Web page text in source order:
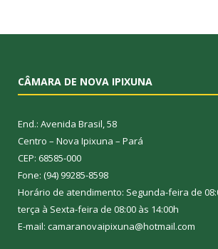
CÂMARA DE NOVA IPIXUNA
End.: Avenida Brasil, 58
Centro – Nova Ipixuna – Pará
CEP: 68585-000
Fone: (94) 99285-8598
Horário de atendimento: Segunda-feira de
terça à Sexta-feira de 08:00 às 14:00h
E-mail: camaranovaipixuna@hotmail.com